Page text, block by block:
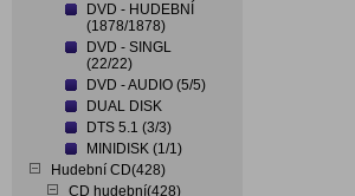
DVD - HUDEBNÍ
(1878/1878)
DVD - SINGL
(22/22)
DVD - AUDIO (5/5)
DUAL DISK
DTS 5.1 (3/3)
MINIDISK (1/1)
Hudební CD(428)
CD hudební(428)